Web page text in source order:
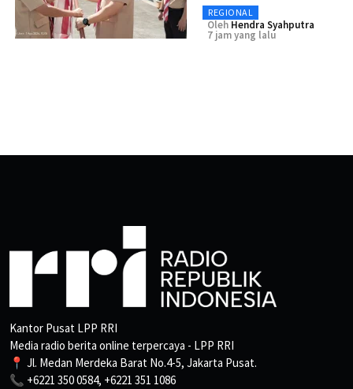
REGIONAL
Oleh Hendra Syahputra
7 jam yang lalu
Kantor Pusat LPP RRI
Media radio berita online terpercaya - LPP RRI
📍 Jl. Medan Merdeka Barat No.4-5, Jakarta Pusat.
📞 +6221 350 0584, +6221 351 1086